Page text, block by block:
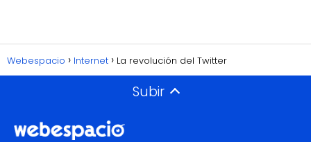
Webespacio Internet La revolución del Twitter
Subir